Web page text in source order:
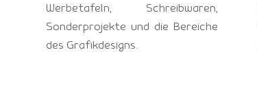
Werbetafeln, Schreibwaren,
Sonderprojekte und die Bereiche
des Grafikdesigns.